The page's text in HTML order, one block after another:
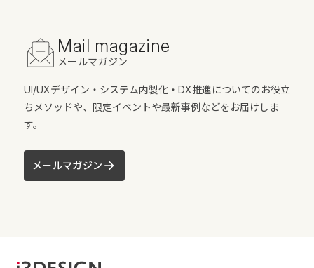
Mail magazine
メールマガジン
UI/UXデザイン・システム内製化・DX推進についてのお役立
ちメソッドや、限定イベントや最新事例などをお届けしま
す。
メールマガジン